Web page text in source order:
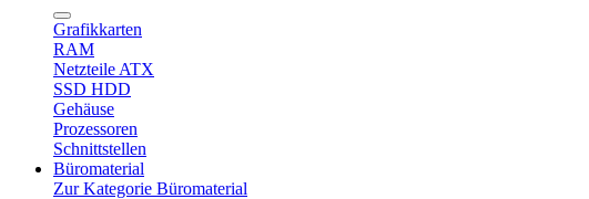
Grafikkarten
RAM
Netzteile ATX
SSD HDD
Gehäuse
Prozessoren
Schnittstellen
Büromaterial
Zur Kategorie Büromaterial